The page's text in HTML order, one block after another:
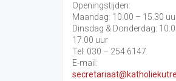
Openingstijden:
Maandag: 10.00 – 15.30
Dinsdag & Donderdag:
17.00 uur
Tel: 030 – 254 6147
E-mail: